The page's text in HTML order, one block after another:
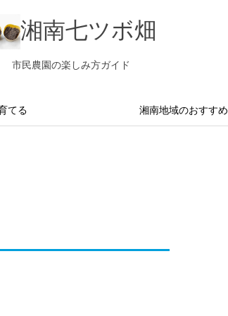
湘南七ツボ畑
市民農園の楽しみ方ガイド
てる 湘南地域のおすすめ